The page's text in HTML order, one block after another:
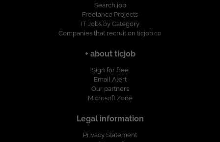
Search job
Freelance Projects
IT Jobs by Category
Companies that recruit on ticjob.co
+ about ticjob
Sign for free
Email Alert
Our partners
Microsoft Zone
Legal information
Privacy Statement